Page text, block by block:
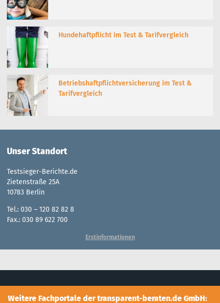
Hundehaftpflicht im Test & Tarifvergleich
Betriebshaftpflichtversicherung im Test &
Tarifvergleich
Unser Standort
Testsieger-Berichte.de
Zietenstraße 25A
10783 Berlin
Tel.: 030 – 120 82 82 8
Fax.: 030 89 622 700
Erstinformationen
Weitere Fachportale der transparent-beraten.de GmbH: